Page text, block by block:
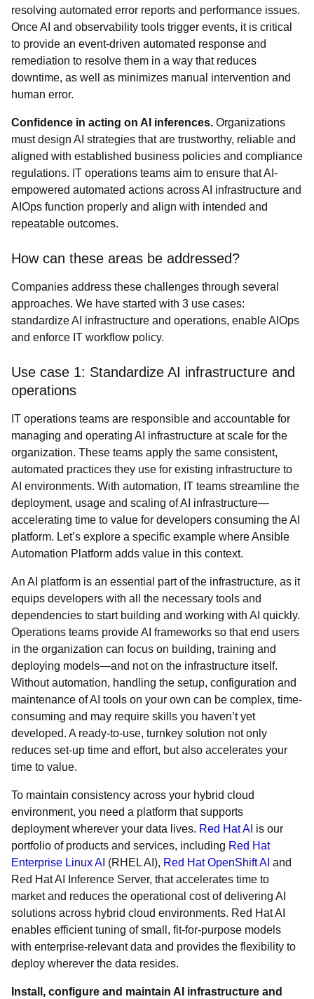
resolving automated error reports and performance issues.
Once AI and observability tools trigger events, it is critical
to provide an event-driven automated response and
remediation to resolve them in a way that reduces
downtime, as well as minimizes manual intervention and
human error.
Confidence in acting on AI inferences. Organizations
must design AI strategies that are trustworthy, reliable and
aligned with established business policies and compliance
regulations. IT operations teams aim to ensure that AI-
empowered automated actions across AI infrastructure and
AIOps function properly and align with intended and
repeatable outcomes.
How can these areas be addressed?
Companies address these challenges through several
approaches. We have started with 3 use cases:
standardize AI infrastructure and operations, enable AIOps
and enforce IT workflow policy.
Use case 1: Standardize AI infrastructure and
operations
IT operations teams are responsible and accountable for
managing and operating AI infrastructure at scale for the
organization. These teams apply the same consistent,
automated practices they use for existing infrastructure to
AI environments. With automation, IT teams streamline the
deployment, usage and scaling of AI infrastructure—
accelerating time to value for developers consuming the AI
platform. Let’s explore a specific example where Ansible
Automation Platform adds value in this context.
An AI platform is an essential part of the infrastructure, as it
equips developers with all the necessary tools and
dependencies to start building and working with AI quickly.
Operations teams provide AI frameworks so that end users
in the organization can focus on building, training and
deploying models—and not on the infrastructure itself.
Without automation, handling the setup, configuration and
maintenance of AI tools on your own can be complex, time-
consuming and may require skills you haven’t yet
developed. A ready-to-use, turnkey solution not only
reduces set-up time and effort, but also accelerates your
time to value.
To maintain consistency across your hybrid cloud
environment, you need a platform that supports
deployment wherever your data lives. Red Hat AI is our
portfolio of products and services, including Red Hat
Enterprise Linux AI (RHEL AI), Red Hat OpenShift AI and
Red Hat AI Inference Server, that accelerates time to
market and reduces the operational cost of delivering AI
solutions across hybrid cloud environments. Red Hat AI
enables efficient tuning of small, fit-for-purpose models
with enterprise-relevant data and provides the flexibility to
deploy wherever the data resides.
Install, configure and maintain AI infrastructure and